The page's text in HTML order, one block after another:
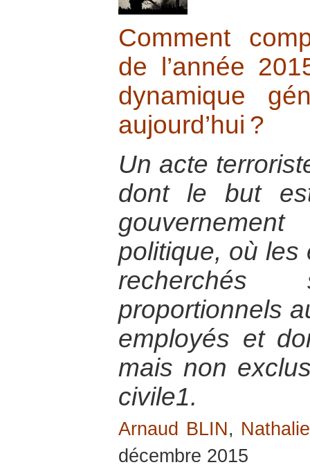
Comment
de l’année
dynamique
aujourd’hui ?
Un acte
dont le but
politique, où les
recherchés
proportionnels
employés et
mais non
civile1.
Arnaud BLIN,
décembre 2015